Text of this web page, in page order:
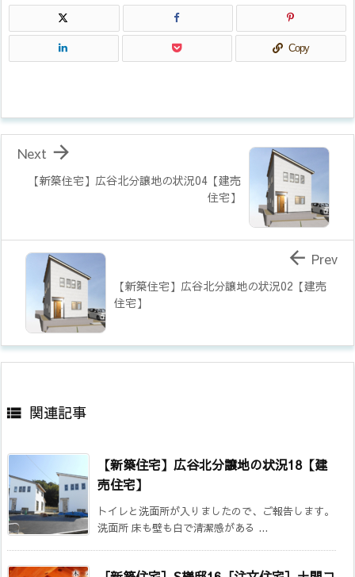
Copy
【新築住宅】広谷北分譲地の状況04【建売
住宅】

Next
【新築住宅】広谷北分譲地の状況02【建売
住宅】
 Prev
 関連記事
【新築住宅】広谷北分譲地の状況18【建
売住宅】
トイレと洗面所が入りましたので、ご報告します。
洗面所 床も壁も白で清潔感がある ...